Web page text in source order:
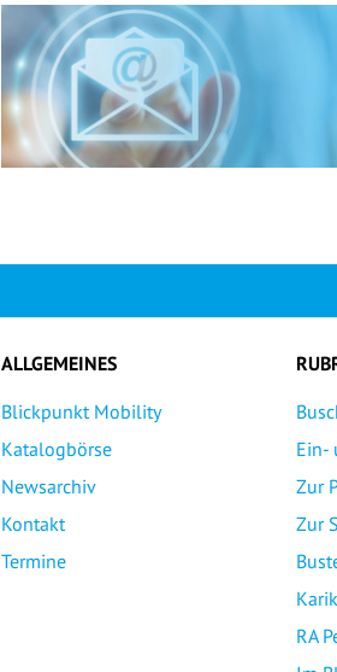
ALLGEMEINES
Blickpunkt Mobility
Katalogbörse
Newsarchiv
Kontakt
Termine
Ein-
Zur
Zur
RA